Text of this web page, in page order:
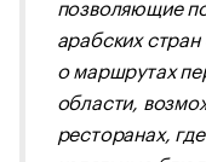
арабских
о маршрутах
области,
ресторанах,